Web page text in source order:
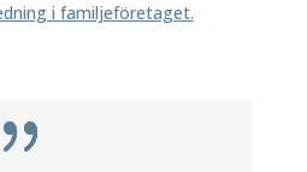
i familjeföretaget.